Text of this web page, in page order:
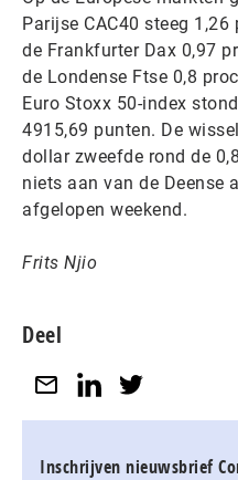
Parijse CAC40 steeg
de Frankfurter Dax 0,97
de Londense Ftse 0,8
Euro Stoxx 50-index
4915,69 punten. De
dollar zweefde rond de
niets aan van de Deense
afgelopen weekend.
Frits Njio
Deel
Inschrijven nieuwsbrief